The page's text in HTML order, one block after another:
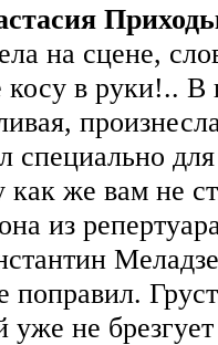
на сцене,
в руки!.. В
специально
как же вам не
из
поправил.
уже не